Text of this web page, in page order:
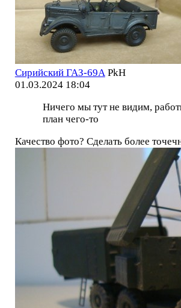
Сирийский ГАЗ-69А PkH
01.03.2024 18:04
Ничего мы тут не видим,
план чего-то
Качество фото? Сделать более